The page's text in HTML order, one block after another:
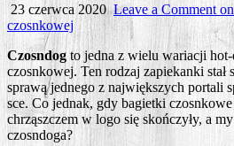
23 czerwca 2020 Leave a Comment
czosnkowej
Czo­sn­dog to jed­na z wie­lu waria­cji hot-
czosn­ko­wej. Ten rodzaj zapie­kan­ki stał
spra­wą jed­ne­go z naj­więk­szych por­ta­li
sce. Co jed­nak, gdy bagiet­ki
chrząsz­czem w logo się skoń­czy­ły, a
czosndoga?